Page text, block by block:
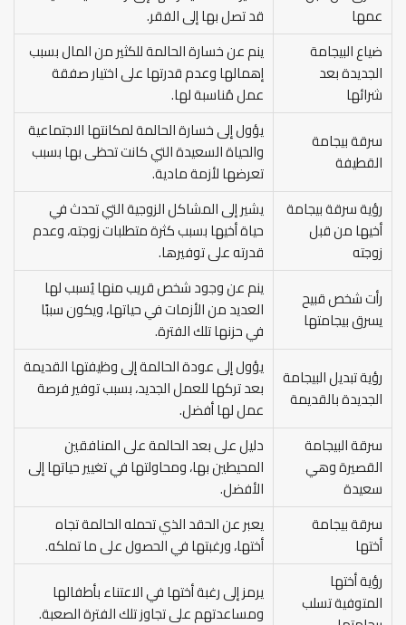
عمها
قد تصل بها إلى الفقر.
ضياع البيجامة
الجديدة بعد
شرائها
ينم عن خسارة الحالمة للكثير من المال بسبب
إهمالها وعدم قدرتها على اختيار صفقة
عمل مُناسبة لها.
سرقة بيجامة
القطيفة
يؤول إلى خسارة الحالمة لمكانتها الاجتماعية
والحياة السعيدة التي كانت تحظى بها بسبب
تعرضها لأزمة مادية.
رؤية سرقة بيجامة
أخيها من قبل
زوجته
يشير إلى المشاكل الزوجية التي تحدث في
حياة أخيها بسبب كثرة متطلبات زوجته، وعدم
قدرته على توفيرها.
رأت شخص قبيح
يسرق بيجامتها
ينم عن وجود شخص قريب منها يُسبب لها
العديد من الأزمات في حياتها، ويكون سببًا
في حزنها تلك الفترة.
رؤية تبديل البيجامة
الجديدة بالقديمة
يؤول إلى عودة الحالمة إلى وظيفتها القديمة
بعد تركها للعمل الجديد، بسبب توفير فرصة
عمل لها أفضل.
سرقة البيجامة
القصيرة وهي
سعيدة
دليل على بعد الحالمة على المنافقين
المحيطين بها، ومحاولتها في تغيير حياتها إلى
الأفضل.
سرقة بيجامة
أختها
يعبر عن الحقد الذي تحمله الحالمة تجاه
أختها، ورغبتها في الحصول على ما تملكه.
رؤية أختها
المتوفية تسلب
يرمز إلى رغبة أختها في الاعتناء بأطفالها
ومساعدتهم على تجاوز تلك الفترة الصعبة.